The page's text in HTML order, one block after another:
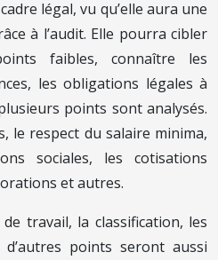
légal, vu qu’elle aura une
à l’audit. Elle pourra cibler
faibles, connaître les
les obligations légales à
points sont analysés.
le respect du salaire minima,
sociales, les cotisations
et autres.
travail, la classification, les
points seront aussi